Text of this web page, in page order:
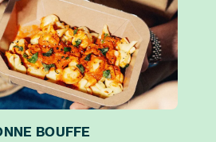
BOUFFE